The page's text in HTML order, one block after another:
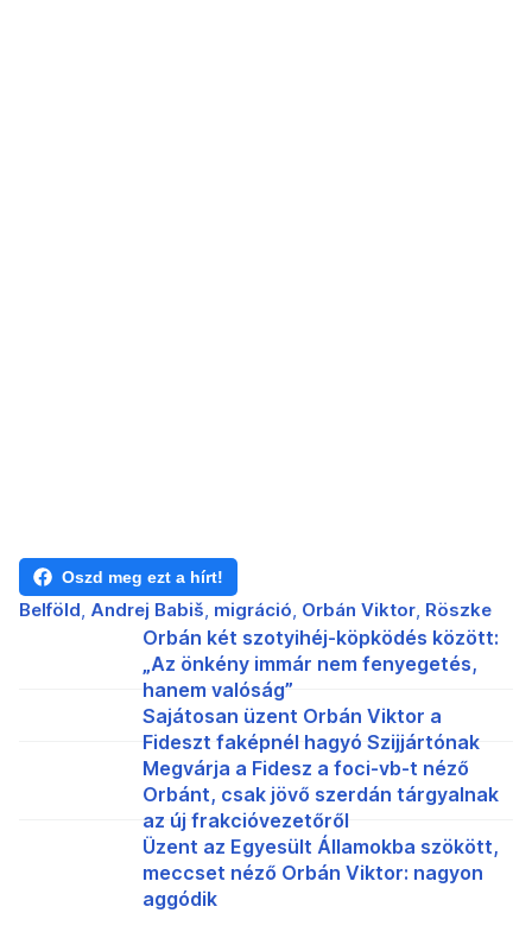
Oszd meg ezt a hírt!
Belföld Andrej Babiš migráció Orbán Viktor Röszke
Orbán két szotyihéj-köpködés között:
„Az önkény immár nem fenyegetés,
hanem valóság”
Sajátosan üzent Orbán Viktor a
Fideszt faképnél hagyó Szijjártónak
Megvárja a Fidesz a foci-vb-t néző
Orbánt, csak jövő szerdán tárgyalnak
az új frakcióvezetőről
Üzent az Egyesült Államokba szökött,
meccset néző Orbán Viktor: nagyon
aggódik